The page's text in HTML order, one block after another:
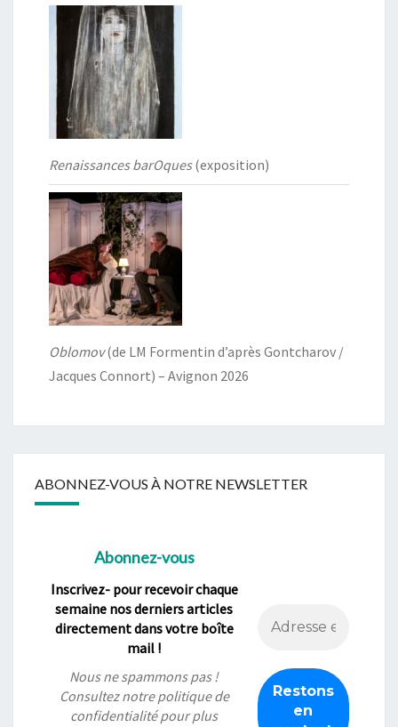
Renaissances barOques(exposition)
Oblomov(de LM Formentin d’après Gontcharov /
Jacques Connort) – Avignon 2026
ABONNEZ-VOUS À NOTRE NEWSLETTER
Abonnez-vous
Inscrivez- pour recevoir chaque
semaine nos derniers articles
directement dans votre boîte
mail !
Nous ne spammons pas !
Consultez notrepolitique de
confidentialitépour plus